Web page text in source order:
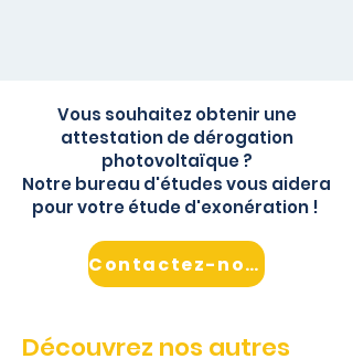
Vous souhaitez obtenir une
attestation de dérogation
photovoltaïque ?
Notre bureau d'études vous aidera
pour votre étude d'exonération !
Contactez-nous
Découvrez nos autres